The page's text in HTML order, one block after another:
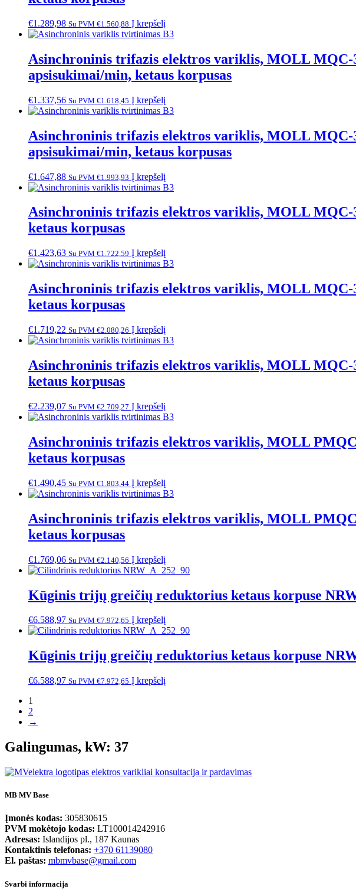
€1.289,98 Su PVM €1.560,88 Į krepšelį
Asinchroninis trifazis elektros variklis, MOLL MQC-
apsisukimai/min, ketaus korpusas
€1.337,56 Su PVM €1.618,45 Į krepšelį
Asinchroninis trifazis elektros variklis, MOLL MQC-
apsisukimai/min, ketaus korpusas
€1.647,88 Su PVM €1.993,93 Į krepšelį
Asinchroninis trifazis elektros variklis, MOLL MQC-
ketaus korpusas
€1.423,63 Su PVM €1.722,59 Į krepšelį
Asinchroninis trifazis elektros variklis, MOLL MQC-
ketaus korpusas
€1.719,22 Su PVM €2.080,26 Į krepšelį
Asinchroninis trifazis elektros variklis, MOLL MQC-
ketaus korpusas
€2.239,07 Su PVM €2.709,27 Į krepšelį
Asinchroninis trifazis elektros variklis, MOLL
ketaus korpusas
€1.490,45 Su PVM €1.803,44 Į krepšelį
Asinchroninis trifazis elektros variklis, MOLL
ketaus korpusas
€1.769,06 Su PVM €2.140,56 Į krepšelį
Kūginis trijų greičių reduktorius ketaus korpuse
€6.588,97 Su PVM €7.972,65 Į krepšelį
Kūginis trijų greičių reduktorius ketaus korpuse
€6.588,97 Su PVM €7.972,65 Į krepšelį
1
2
→
Galingumas, kW: 37
MB MV Base
Įmonės kodas: 305830615
PVM mokėtojo kodas: LT100014242916
Adresas: Islandijos pl., 187 Kaunas
Kontaktinis telefonas: +370 61139080
El. paštas: mbmvbase@gmail.com
Svarbi informacija